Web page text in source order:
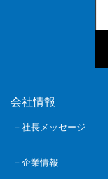
会社情報
－社長メッセージ
－企業情報